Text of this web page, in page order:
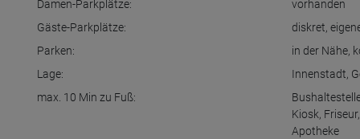
Damen-Parkplätze:
vorhanden
Gäste-Parkplätze:
diskret,
Parken:
in der Nähe,
Lage:
Innenstadt,
max. 10 Min zu Fuß:
Kiosk, Friseur
Apotheke